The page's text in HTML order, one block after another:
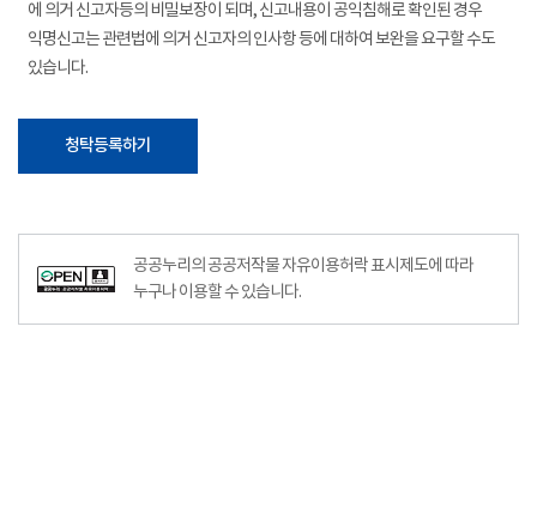
에 의거 신고자등의 비밀보장이 되며, 신고내용이 공익침해로 확인된 경우
익명신고는 관련법에 의거 신고자의 인사항 등에 대하여 보완을 요구할 수도
있습니다.
청탁등록하기
공공누리의 공공저작물 자유이용허락 표시제도에 따라
누구나 이용할 수 있습니다.